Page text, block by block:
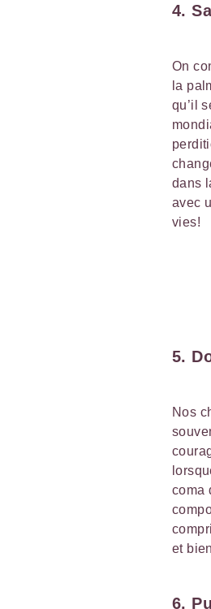
4.
On
la
qu’il
dans
avec
vies!
5.
Nos
coma
et
6.